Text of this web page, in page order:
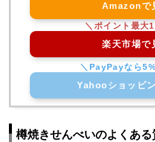
Amazonで
楽天市場で
Yahooショッピ
樽焼きせんべいのよくある